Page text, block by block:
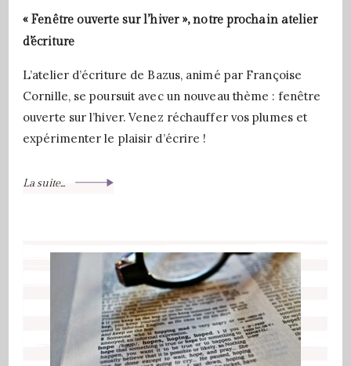
« Fenêtre ouverte sur l’hiver », notre prochain atelier
d’écriture
L’atelier d’écriture de Bazus, animé par Françoise
Cornille, se poursuit avec un nouveau thème : fenêtre
ouverte sur l’hiver. Venez réchauffer vos plumes et
expérimenter le plaisir d’écrire !
La suite...